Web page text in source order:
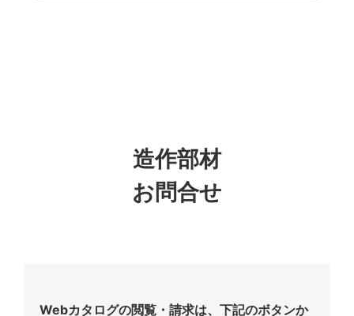
造作部材
お問合せ
Webカタログの閲覧・請求は、下記のボタンか